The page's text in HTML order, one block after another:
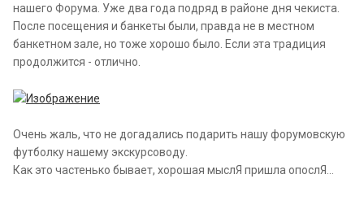
нашего Форума. Уже два года подряд в районе дня чекиста.
После посещения и банкеты были, правда не в местном
банкетном зале, но тоже хорошо было. Если эта традиция
продолжится - отлично.
Очень жаль, что не догадались подарить нашу форумовскую
футболку нашему экскурсоводу.
Как это частенько бывает, хорошая мыслЯ пришла опослЯ...